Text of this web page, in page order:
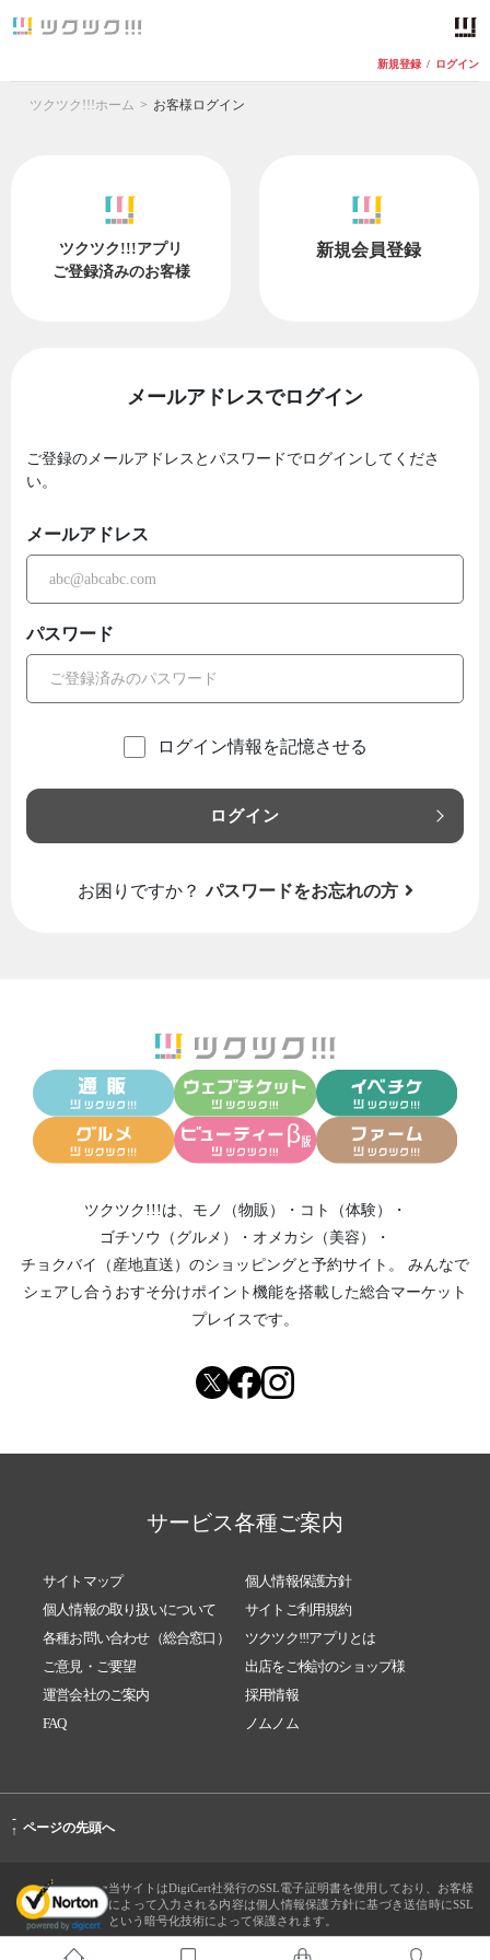
新規登録 / ログイン
ツクツク!!!ホーム お客様ログイン
ツクツク!!!アプリ
ご登録済みのお客様
新規会員登録
メールアドレスでログイン
ご登録のメールアドレスとパスワードでログインしてくださ
い。
メールアドレス
パスワード
ログイン情報を記憶させる
ログイン
お困りですか？ パスワードをお忘れの方
ツクツク!!!は、 モノ（物販） ・ コト（体験）
・
ゴチソウ（グルメ）
・ オメカシ（美容）
・
チョクバイ（産地直送） のショッピングと予約サイト。
みんなで
シェアし合う おすそ分けポイント機能を搭載した総合マーケット
プレイスです。
サービス各種ご案内
サイトマップ
個人情報保護方針
個人情報の取り扱いについて
サイトご利用規約
各種お問い合わせ（総合窓口）
ツクツク!!!アプリとは
ご意見・ご要望
出店をご検討のショップ様
運営会社のご案内
採用情報
FAQ
ノムノム
-
↑ ページの先頭へ
当サイトはDigiCert社発行のSSL電子証明書を使用しており、お客様
によって入力される内容は個人情報保護方針に基づき送信時にSSL
という暗号化技術によって保護されます。